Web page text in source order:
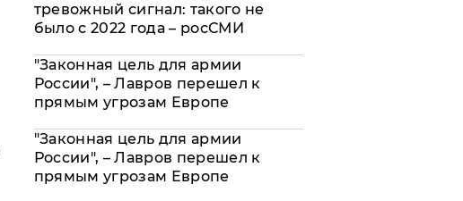
тревожный сигнал: такого не
было с 2022 года – росСМИ
"Законная цель для армии
России", – Лавров перешел к
прямым угрозам Европе
"Законная цель для армии
России", – Лавров перешел к
прямым угрозам Европе